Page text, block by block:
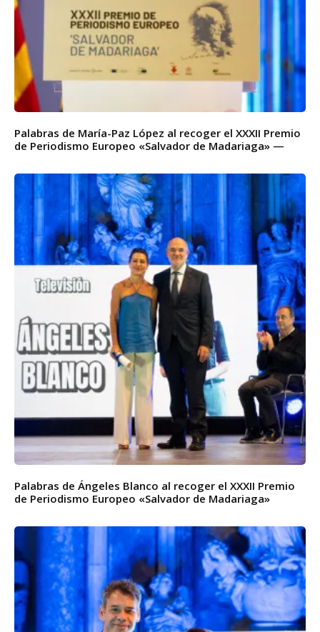
Palabras de María-Paz López al recoger el XXXII Premio
de Periodismo Europeo «Salvador de Madariaga» —
Palabras de Ángeles Blanco al recoger el XXXII Premio
de Periodismo Europeo «Salvador de Madariaga»